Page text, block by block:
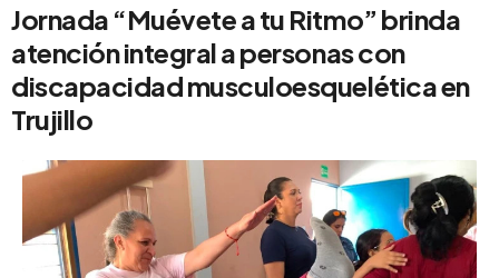
Jornada “Muévete a tu Ritmo” brinda
atención integral a personas con
discapacidad musculoesquelética en
Trujillo